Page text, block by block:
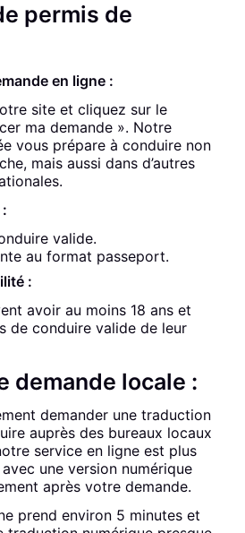
permis de
en ligne :
site et cliquez sur le
ma demande ». Notre
vous prépare à conduire non
mais aussi dans d’autres
valide.
au format passeport.
:
avoir au moins 18 ans et
de conduire valide de leur
demande locale :
demander une traduction
auprès des bureaux locaux
service en ligne est plus
une version numérique
après votre demande.
prend environ 5 minutes et